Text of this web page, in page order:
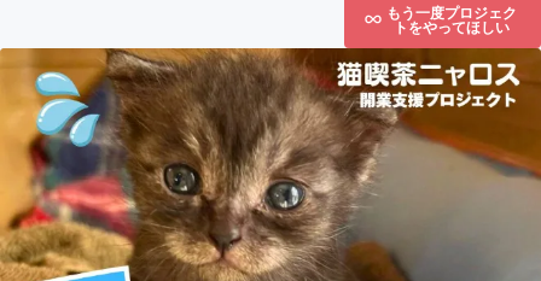
もう一度プロジェク
トをやってほしい